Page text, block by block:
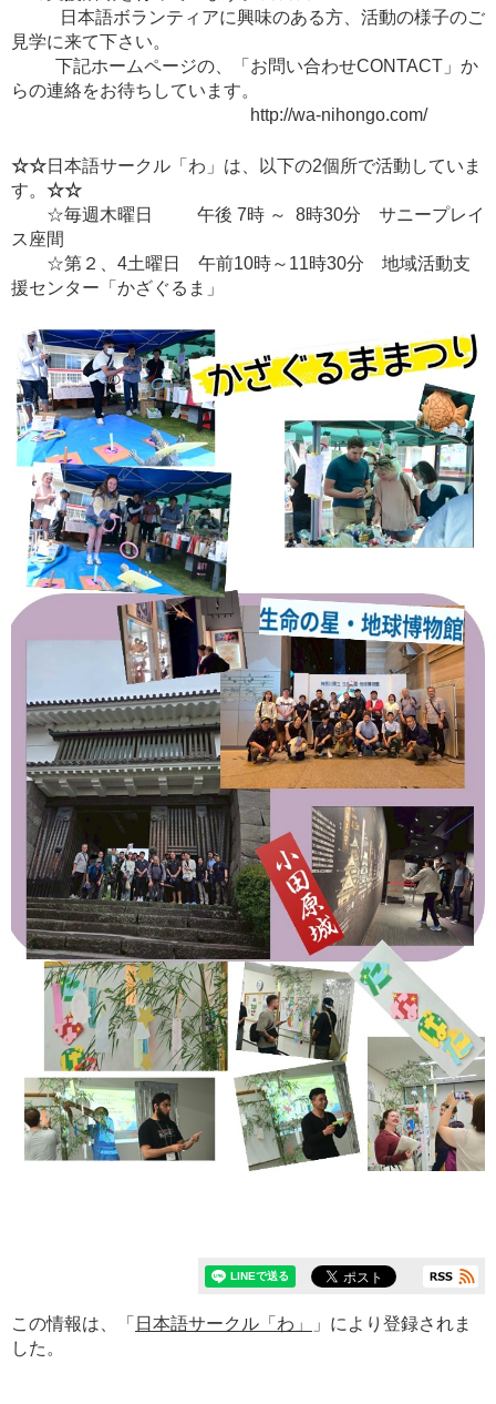
日本語ボランティアに興味のある方、活動の様子のご
見学に来て下さい。
下記ホームページの、「お問い合わせCONTACT」か
らの連絡をお待ちしています。
http://wa-nihongo.com/
☆☆日本語サークル「わ」は、以下の2個所で活動していま
す。 ☆☆
☆毎週木曜日 午後 7時 ～ 8時30分 サニープレイ
ス座間
☆第２、4土曜日 午前10時～11時30分 地域活動支
援センター「かざぐるま」
この情報は、「 日本語サークル「わ」
」により登録されま
した。